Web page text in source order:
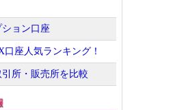
ョン口座
座人気ランキング！
所・販売所を比較